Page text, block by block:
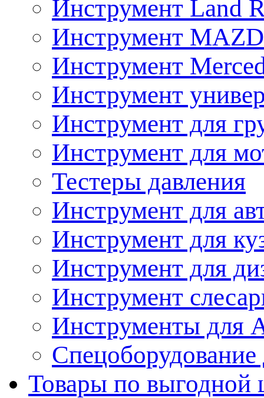
Инструмент Land
Инструмент
Инструмент
Инструмент
Инструмент для
Инструмент для
Тестеры давления
Инструмент для
Инструмент для
Инструмент для
Инструмент
Инструменты
Спецоборудование
Товары по выгодной